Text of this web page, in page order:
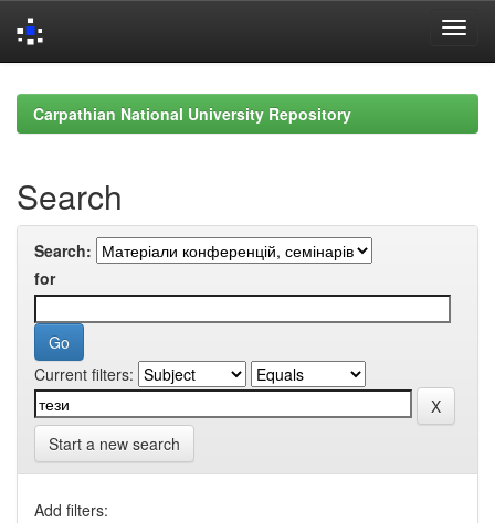
navigationCarpathian National University Repository
Search
Search:
for
Current filters:
Start a new search
Add filters: